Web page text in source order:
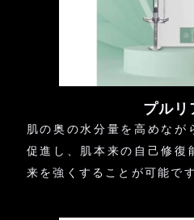
プルリ
肌の奥の水分量を高めなが
促進し、肌本来の自己修復
来を強くすることが可能です